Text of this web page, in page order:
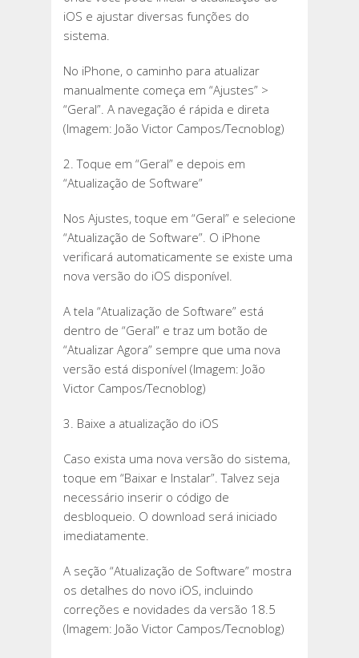
iOS e ajustar diversas funções do
sistema.
No iPhone, o caminho para atualizar
manualmente começa em “Ajustes” >
“Geral”. A navegação é rápida e direta
(Imagem: João Victor Campos/Tecnoblog)
2. Toque em “Geral” e depois em
“Atualização de Software”
Nos Ajustes, toque em “Geral” e selecione
“Atualização de Software”. O iPhone
verificará automaticamente se existe uma
nova versão do iOS disponível.
A tela “Atualização de Software” está
dentro de “Geral” e traz um botão de
“Atualizar Agora” sempre que uma nova
versão está disponível (Imagem: João
Victor Campos/Tecnoblog)
3. Baixe a atualização do iOS
Caso exista uma nova versão do sistema,
toque em “Baixar e Instalar”. Talvez seja
necessário inserir o código de
desbloqueio. O download será iniciado
imediatamente.
A seção “Atualização de Software” mostra
os detalhes do novo iOS, incluindo
correções e novidades da versão 18.5
(Imagem: João Victor Campos/Tecnoblog)